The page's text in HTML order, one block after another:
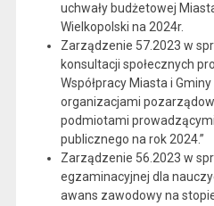
uchwały budżetowej
Wielkopolski na 2024r.
Zarządzenie 57.2023 w
konsultacji społecznych
Współpracy Miasta i
organizacjami
podmiotami
publicznego na rok 2024.”
Zarządzenie 56.2023 w
egzaminacyjnej dla
awans zawodowy na